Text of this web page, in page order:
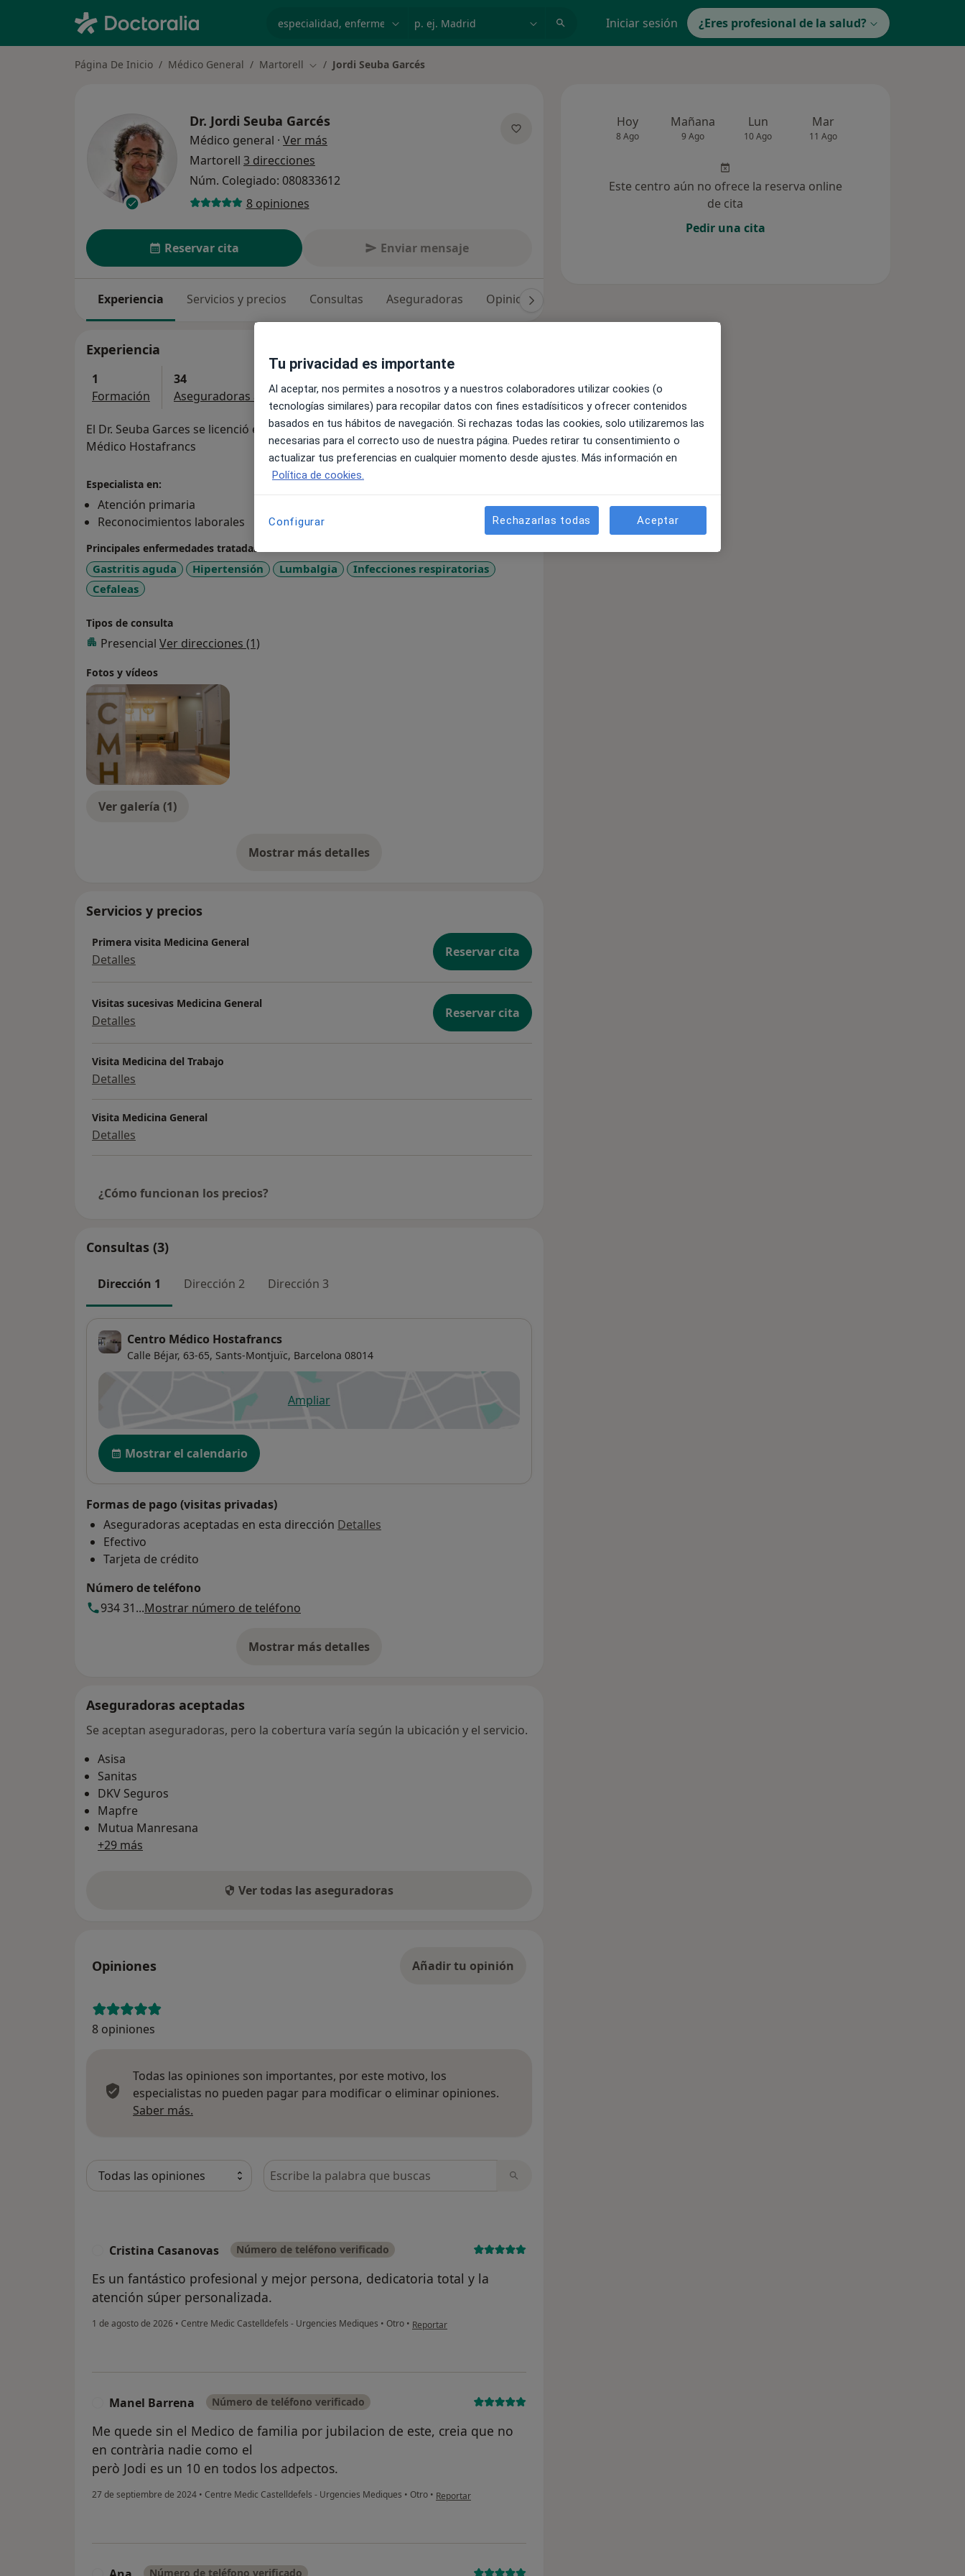
Iniciar sesión ¿Eres profesional de la salud?
Página De Inicio Médico General Martorell Cambiar de ciudad
Jordi Seuba Garcés
Dr. Jordi Seuba Garcés
Médico general · Ver más
Martorell 3 direcciones
Núm. Colegiado: 080833612
8 opiniones
Reservar cita Enviar mensaje
Experiencia Servicios y precios Consultas Aseguradoras Opiniones (8)
Experiencia
1
Formación
34
Aseguradoras aceptadas
El Dr. Seuba Garces se licenció en Medicina General. Actualmente ejerce en Centro
Médico Hostafrancs
Especialista en:
Atención primaria
Reconocimientos laborales
Principales enfermedades tratadas
Gastritis aguda Hipertensión Lumbalgia
Infecciones respiratorias
Cefaleas
Tipos de consulta
Presencial Ver direcciones (1)
Fotos y vídeos
Ver galería (1)
Mostrar más detalles
sobre la experiencia
Servicios y precios
Primera visita Medicina General
Detalles Reservar cita
Visitas sucesivas Medicina General
Detalles Reservar cita
Visita Medicina del Trabajo
Detalles
Visita Medicina General
Detalles
¿Cómo funcionan los precios?
Consultas (3)
Dirección 1 Dirección 2 Dirección 3
Centro Médico Hostafrancs
Calle Béjar, 63-65, Sants-Montjuïc, Barcelona 08014
Ampliarse abre en una nueva pestaña
Disponibilidad
Mostrar el calendario
Formas de pago (visitas privadas)
Aseguradoras aceptadas en esta dirección Detalles
Efectivo
Tarjeta de crédito
Número de teléfono
934 31...Mostrar número de teléfono
Mostrar más detalles
sobre la dirección
Aseguradoras aceptadas
Se aceptan aseguradoras, pero la cobertura varía según la ubicación y el servicio.
Asisa
Sanitas
DKV Seguros
Mapfre
Mutua Manresana
+29 más
Ver todas las aseguradoras
Opiniones Añadir tu opinión
8 opiniones
Todas las opiniones son importantes, por este motivo, los
especialistas no pueden pagar para modificar o eliminar opiniones.
Saber más.
Busca en opiniones
Cristina Casanovas Número de teléfono verificado
Es un fantástico profesional y mejor persona, dedicatoria total y la
atención súper personalizada.
1 de agosto de 2026 • Centre Medic Castelldefels - Urgencies Mediques • Otro • en opinión del usuario Cristina Casanovas
Reportar
Manel Barrena Número de teléfono verificado
Me quede sin el Medico de familia por jubilacion de este, creia que no
en contrària nadie como el
però Jodi es un 10 en todos los adpectos.
27 de septiembre de 2024 • Centre Medic Castelldefels - Urgencies Mediques • Otro • en opinión del usuario Manel Barrena
Reportar
Número de teléfono verificado
Hoy
8 Ago
Mañana
9 Ago
Lun
10 Ago
Mar
11 Ago
Este centro aún no ofrece la reserva online
de cita
Pedir una cita
Tu privacidad es importante
Al aceptar, nos permites a nosotros y a nuestros colaboradores utilizar cookies (o
tecnologías similares) para recopilar datos con fines estadísiticos y ofrecer contenidos
basados en tus hábitos de navegación. Si rechazas todas las cookies, solo utilizaremos las
necesarias para el correcto uso de nuestra página. Puedes retirar tu consentimiento o
actualizar tus preferencias en cualquier momento desde ajustes. Más información en
Política de cookies.
Configurar Rechazarlas todas Aceptar